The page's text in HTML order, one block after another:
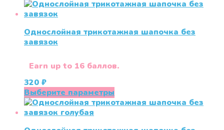
Однослойная трикотажная шапочка без
завязок
Earn up to 16 баллов.
320 ₽
Выберите параметры
товар